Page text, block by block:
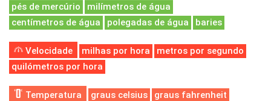
pés de mercúrio
milímetros de água
centímetros de água
polegadas de água baries
Velocidade milhas por hora
metros por segundo
quilómetros por hora
Temperatura graus celsius
graus fahrenheit